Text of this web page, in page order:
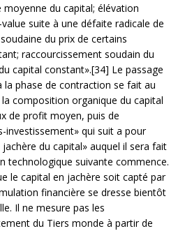
du capital; élévation
suite à une défaite radicale de
du prix de certains
raccourcissement soudain du
capital constant».[34] Le passage
la phase de contraction se fait au
composition organique du capital
de profit moyen, puis de
investissement» qui suit a pour
du capital» auquel il sera fait
technologique suivante commence.
le capital en jachère soit capté par
financière se dresse bientôt
Il ne mesure pas les
du Tiers monde à partir de